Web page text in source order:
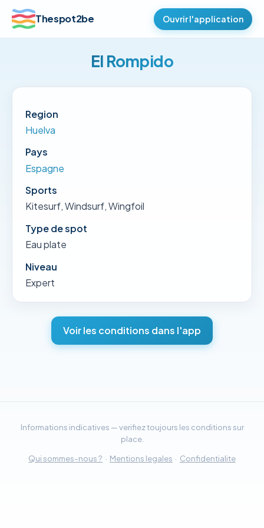
Thespot2be Ouvrir l'application
El Rompido
Region
Huelva
Pays
Espagne
Sports
Kitesurf, Windsurf, Wingfoil
Type de spot
Eau plate
Niveau
Expert
Voir les conditions dans l'app
Informations indicatives — verifiez toujours les conditions sur
place.
Qui sommes-nous ? · Mentions legales · Confidentialite